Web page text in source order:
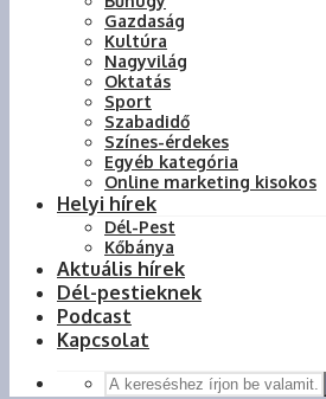
Gazdaság
Kultúra
Nagyvilág
Oktatás
Sport
Szabadidő
Színes-érdekes
Egyéb kategória
Online marketing kisokos
Helyi hírek
Dél-Pest
Kőbánya
Aktuális hírek
Dél-pestieknek
Podcast
Kapcsolat